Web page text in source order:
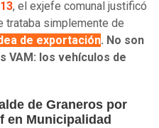
, el exjefe comunal justificó
trataba simplemente de
de exportación. No son
VAM: los vehículos de
de Graneros por
en Municipalidad